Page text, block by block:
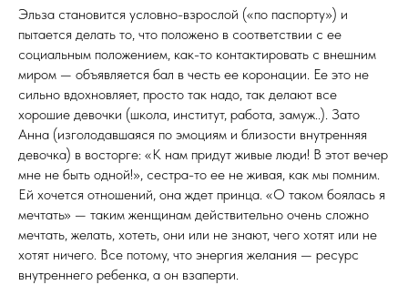
Эльза становится условно-взрослой («по паспорту») и
пытается делать то, что положено в соответствии с ее
социальным положением, как-то контактировать с внешним
миром — объявляется бал в честь ее коронации. Ее это не
сильно вдохновляет, просто так надо, так делают все
хорошие девочки (школа, институт, работа, замуж..). Зато
Анна (изголодавшаяся по эмоциям и близости внутренняя
девочка) в восторге: «К нам придут живые люди! В этот вечер
мне не быть одной!», сестра-то ее не живая, как мы помним.
Ей хочется отношений, она ждет принца. «О таком боялась я
мечтать» — таким женщинам действительно очень сложно
мечтать, желать, хотеть, они или не знают, чего хотят или не
хотят ничего. Все потому, что энергия желания — ресурс
внутреннего ребенка, а он взаперти.